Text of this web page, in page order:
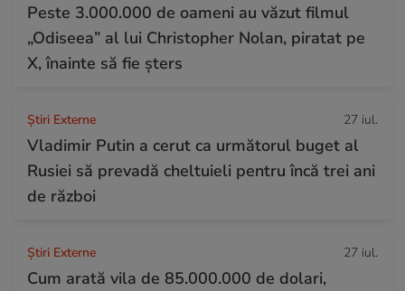
Peste 3.000.000 de oameni au văzut filmul
„Odiseea” al lui Christopher Nolan, piratat pe
X, înainte să fie șters
Știri Externe 27 iul.
Vladimir Putin a cerut ca următorul buget al
Rusiei să prevadă cheltuieli pentru încă trei ani
de război
Știri Externe 27 iul.
Cum arată vila de 85.000.000 de dolari,